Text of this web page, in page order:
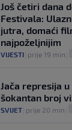
Još četiri dana
Festivala:
jutra, domaći
najpoželjnijim
VIJESTI prije 19 min
Jača represija
šokantan broj
SVIJET prije 20 min